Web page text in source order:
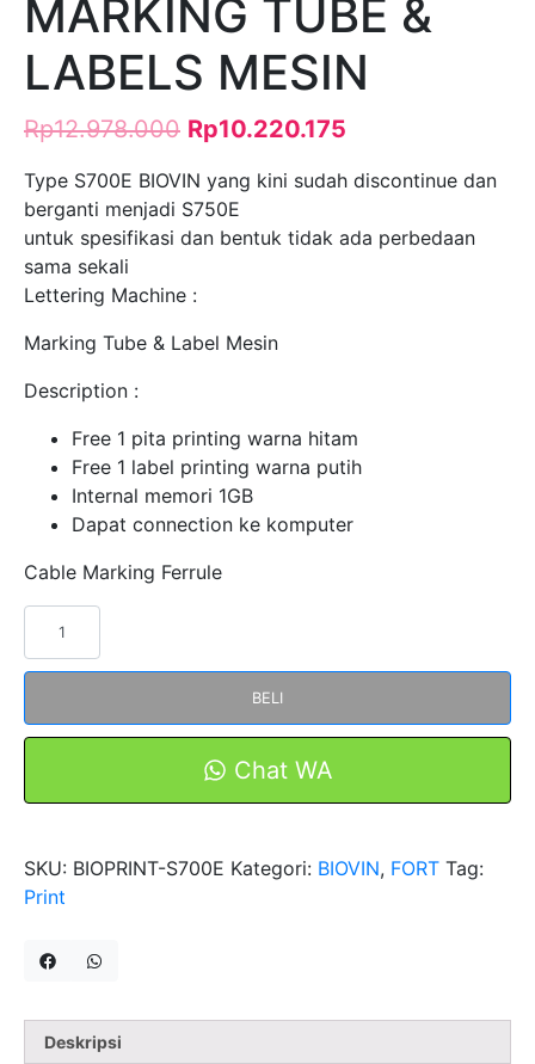
MARKING TUBE &
LABELS MESIN
Rp12.978.000 Rp10.220.175
Type S700E BIOVIN yang kini sudah discontinue dan
berganti menjadi S750E
untuk spesifikasi dan bentuk tidak ada perbedaan
sama sekali
Lettering Machine :
Marking Tube & Label Mesin
Description :
Free 1 pita printing warna hitam
Free 1 label printing warna putih
Internal memori 1GB
Dapat connection ke komputer
Cable Marking Ferrule
BIOVIN
/
LABELS
MESIN
BELI
Chat WA
SKU: BIOPRINT-S700E Kategori: BIOVIN, FORT Tag:
Print
Deskripsi